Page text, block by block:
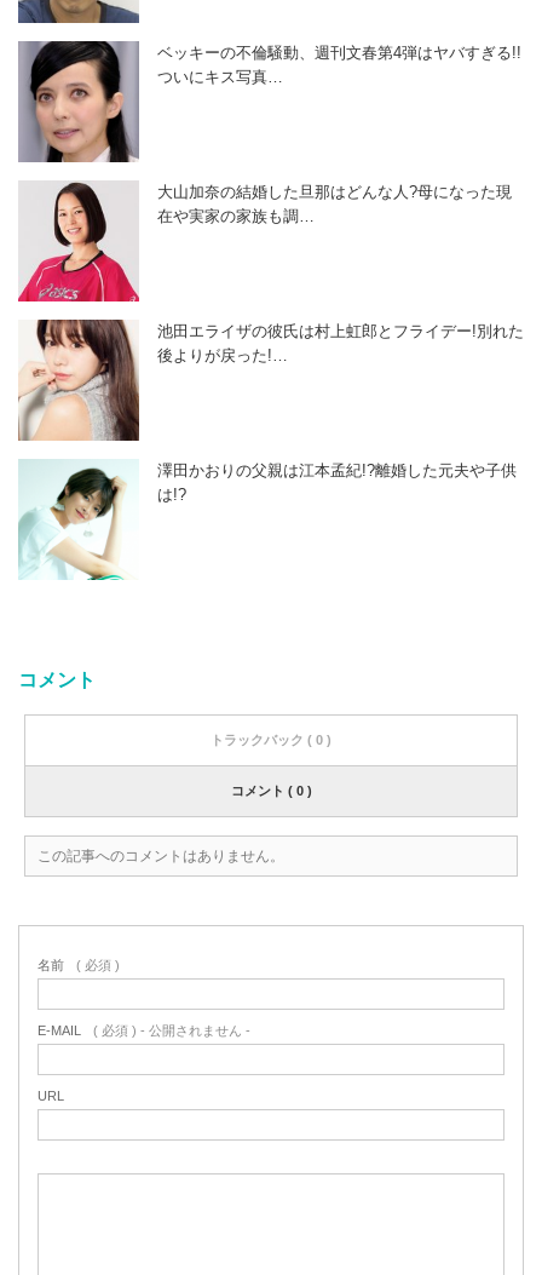
ベッキーの不倫騒動、週刊文春第4弾はヤバすぎる!!
ついにキス写真…
大山加奈の結婚した旦那はどんな人?母になった現
在や実家の家族も調…
池田エライザの彼氏は村上虹郎とフライデー!別れた
後よりが戻った!…
澤田かおりの父親は江本孟紀!?離婚した元夫や子供
は!?
コメント
トラックバック ( 0 )
コメント ( 0 )
この記事へのコメントはありません。
名前 ( 必須 )
E-MAIL ( 必須 ) - 公開されません -
URL